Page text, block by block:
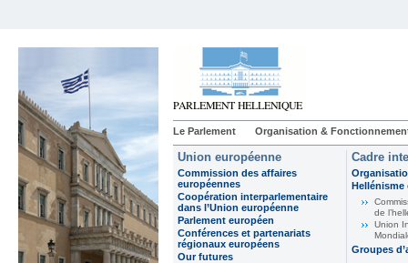
Le Parlement Organisation &
Union européenne
Commission des affaires
européennes
Coopération interparlementaire
dans l’Union européenne
Parlement européen
Conférences et partenariats
régionaux européens
Our futures
Cadre
Hellénisme
de
Union
Groupes